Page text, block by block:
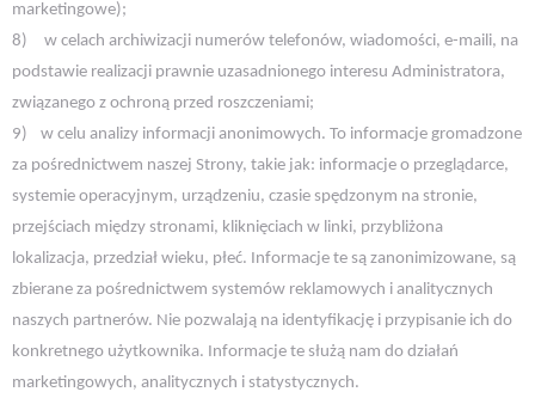
marketingowe);
8)
w celach archiwizacji numerów telefonów, wiadomości, e-maili, na
podstawie realizacji prawnie uzasadnionego interesu Administratora,
związanego z ochroną przed roszczeniami;
9)
w celu analizy informacji anonimowych. To informacje gromadzone
za pośrednictwem naszej Strony, takie jak: informacje o przeglądarce,
systemie operacyjnym, urządzeniu, czasie spędzonym na stronie,
przejściach między stronami, kliknięciach w linki, przybliżona
lokalizacja, przedział wieku, płeć. Informacje te są zanonimizowane, są
zbierane za pośrednictwem systemów reklamowych i analitycznych
naszych partnerów. Nie pozwalają na identyfikację i przypisanie ich do
konkretnego użytkownika. Informacje te służą nam do działań
marketingowych, analitycznych i statystycznych.